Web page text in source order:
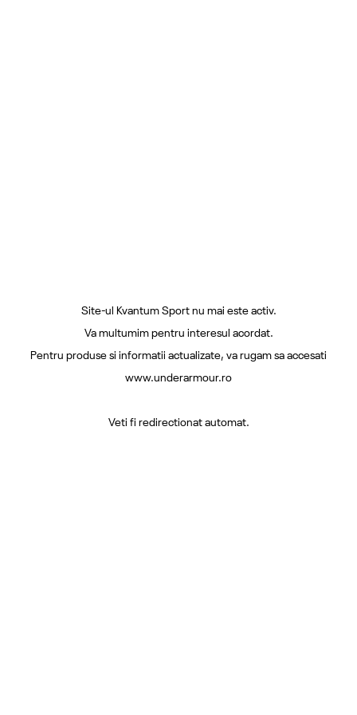
Site-ul Kvantum Sport nu mai este activ.
Va multumim pentru interesul acordat.
Pentru produse si informatii actualizate, va rugam sa accesati
www.underarmour.ro
Veti fi redirectionat automat.